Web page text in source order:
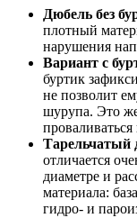
Дюбель без
плотный
нарушения
Вариант с
буртик
не позволит
шурупа. Это
Тарельчатый
отличается
диаметре и
материала:
гидро- и